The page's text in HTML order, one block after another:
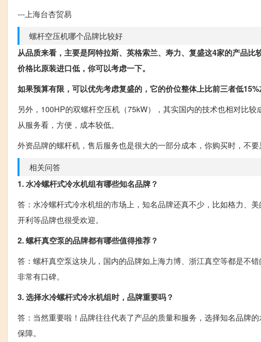
---上海台杏贸易
螺杆空压机哪个品牌比较好
从品质来看，主要是阿特拉斯、英格索兰、寿力、复盛这4家的产品
价格比原装进口低，你可以考虑一下。
如果预算有限，可以优先考虑复盛的，它的价位整体上比前三者低15%
另外，100HP的双螺杆空压机（75kW），其实国内的技术也相对比
从服务看，方便，成本较低。
外资品牌的螺杆机，售后服务也是很大的一部分成本，你购买时，不
相关问答
1. 水冷螺杆式冷水机组有哪些知名品牌？
答：水冷螺杆式冷水机组的市场上，知名品牌还真不少，比如格力、
开利等品牌也很受欢迎。
2. 螺杆真空泵的品牌都有哪些值得推荐？
答：螺杆真空泵这块儿，国内的品牌如上海力博、浙江真空等都是不
非常有口碑。
3. 选择水冷螺杆式冷水机组时，品牌重要吗？
答：当然重要啦！品牌往往代表了产品的质量和服务，选择知名品牌
保障。